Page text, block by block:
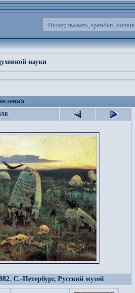
Пожертвовать, spenden, donate
науки
С.-Петербург, Русский музей